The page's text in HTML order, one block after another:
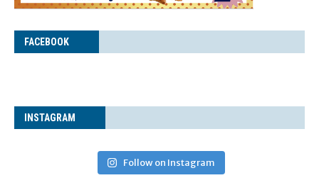
FACE­BOOK
INS­TA­GRAM
Follow on Instagram